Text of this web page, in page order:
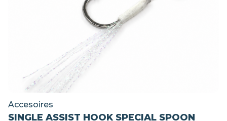
Accesoires
SINGLE ASSIST HOOK SPECIAL SPOON